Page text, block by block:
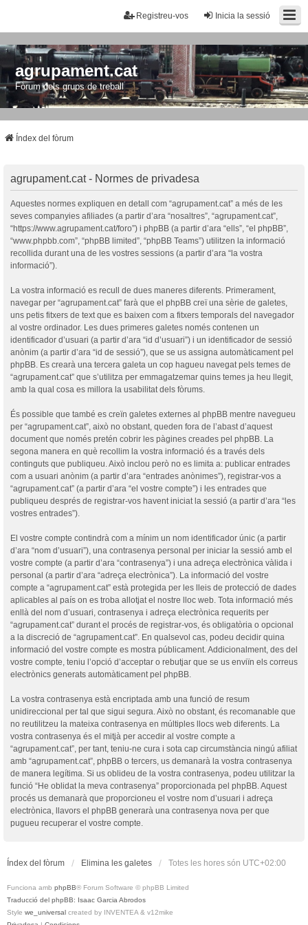
Inicia la sessió
Registreu-vos
agrupament.cat
Fòrum dels grups de treball
Índex del fòrum
agrupament.cat - Normes de privadesa
Aquestes normes expliquen en detall com “agrupament.cat” a més de les
seves companyies afiliades (a partir d’ara “nosaltres”, “agrupament.cat”,
“https://www.agrupament.cat/foro”) i phpBB (a partir d’ara “ells”, “el phpBB”,
“www.phpbb.com”, “phpBB limited”, “phpBB Teams”) utilitzen la informació
recollida durant una de les vostres sessions (a partir d’ara “la vostra
informació”).
La vostra informació es recull de dues maneres diferents. Primerament,
navegar per “agrupament.cat” farà que el phpBB creï una sèrie de galetes,
uns petis fitxers de text que es baixen com a fitxers temporals del navegador
al vostre ordinador. Les dues primeres galetes només contenen un
identificador d’usuari (a partir d’ara “id d’usuari”) i un identificador de sessió
anònim (a partir d’ara “id de sessió”), que se us assigna automàticament pel
phpBB. Es crearà una tercera galeta un cop hagueu navegat pels temes de
“agrupament.cat” que s’utilitza per emmagatzemar quins temes ja heu llegit,
amb la qual cosa es millora la usabilitat dels fòrums.
És possible que també es creïn galetes externes al phpBB mentre navegueu
per “agrupament.cat”, això no obstant, queden fora de l’abast d’aquest
document que només pretén cobrir les pàgines creades pel phpBB. La
segona manera en què recollim la vostra informació és a través dels
continguts que publiqueu. Això inclou però no es limita a: publicar entrades
com a usuari anònim (a partir d’ara “entrades anònimes”), registrar-vos a
“agrupament.cat” (a partir d’ara “el vostre compte”) i les entrades que
publiqueu després de registrar-vos havent iniciat la sessió (a partir d’ara “les
vostres entrades”).
El vostre compte contindrà com a mínim un nom identificador únic (a partir
d’ara “nom d’usuari”), una contrasenya personal per iniciar la sessió amb el
vostre compte (a partir d’ara “contrasenya”) i una adreça electrònica vàlida i
personal (a partir d’ara “adreça electrònica”). La informació del vostre
compte a “agrupament.cat” està protegida per les lleis de protecció de dades
aplicables al país on es troba allotjat el nostre lloc web. Tota informació més
enllà del nom d’usuari, contrasenya i adreça electrònica requerits per
“agrupament.cat” durant el procés de registrar-vos, és obligatòria o opcional
a la discreció de “agrupament.cat”. En qualsevol cas, podeu decidir quina
informació del vostre compte es mostra públicament. Addicionalment, des del
vostre compte, teniu l’opció d’acceptar o rebutjar que se us enviïn els correus
electrònics generats automàticament pel phpBB.
La vostra contrasenya està encriptada amb una funció de resum
unidireccional per tal que sigui segura. Això no obstant, és recomanable que
no reutilitzeu la mateixa contrasenya en múltiples llocs web diferents. La
vostra contrasenya és el mitjà per accedir al vostre compte a
“agrupament.cat”, per tant, teniu-ne cura i sota cap circumstància ningú afiliat
amb “agrupament.cat”, phpBB o tercers, us demanarà la vostra contrasenya
de manera legítima. Si us oblideu de la vostra contrasenya, podeu utilitzar la
funció “He oblidat la meva contrasenya” proporcionada pel phpBB. Aquest
procés us demanarà que proporcioneu el vostre nom d’usuari i adreça
electrònica, llavors el phpBB generarà una contrasenya nova per que
pugueu recuperar el vostre compte.
Índex del fòrum Elimina les galetes Totes les hores són UTC+02:00
Funciona amb phpBB® Forum Software © phpBB Limited
Traducció del phpBB: Isaac Garcia Abrodos
Style we_universal created by INVENTEA & v12mike